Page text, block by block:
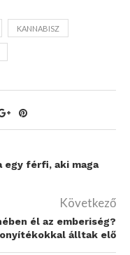
KANNABISZ
egy férfi, aki maga
Következő
él az emberiség?
álltak elő